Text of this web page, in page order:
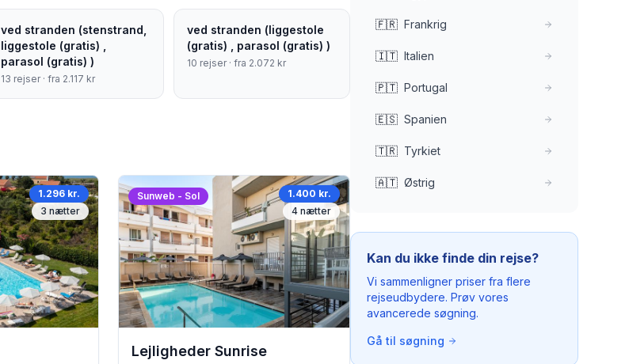
ved stranden (stenstrand,
liggestole (gratis) ,
parasol (gratis) )
13 rejser · fra 2.117 kr
ved stranden (liggestole
(gratis) , parasol (gratis) )
10 rejser · fra 2.072 kr
1.296 kr.
3 nætter
Sunweb - Sol
1.400 kr.
4 nætter
Lejligheder Sunrise
🇫🇷 Frankrig
🇮🇹 Italien
🇵🇹 Portugal
🇪🇸 Spanien
🇹🇷 Tyrkiet
🇦🇹 Østrig
Kan du ikke finde din rejse?
Vi sammenligner priser fra flere
rejseudbydere. Prøv vores
avancerede søgning.
Gå til søgning